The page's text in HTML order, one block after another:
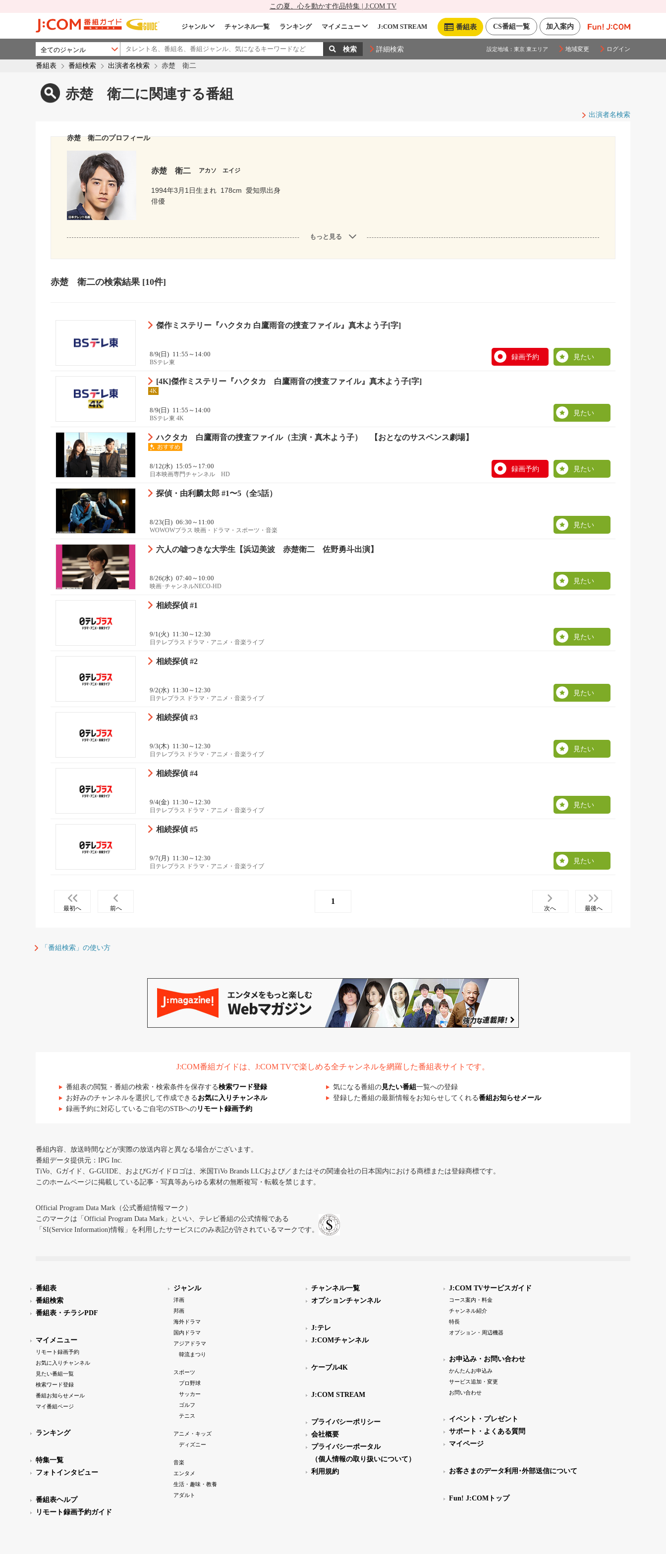
この夏、心を動かす作品特集 | J:COM TV
加入案内
CS番組一覧
番組表
ジャンル チャンネル一覧 ランキング マイメニュー J:COM STREAM
詳細検索 設定地域： 東京 東エリア 地域変更 ログイン
番組表 番組検索 出演者名検索 赤楚 衛二
赤楚 衛二に関連する番組
出演者名検索
赤楚 衛二のプロフィール
赤楚 衛二 アカソ エイジ
1994年3月1日生まれ 178cm 愛知県出身
俳優
もっと見る
赤楚 衛二の検索結果 [10件]
傑作ミステリー『ハクタカ 白鷹雨音の捜査ファイル』真木よう子[字]
8/9(日) 11:55～14:00
BSテレ東
録画予約 見たい
[4K]傑作ミステリー『ハクタカ 白鷹雨音の捜査ファイル』真木よう子[字]
4K
8/9(日) 11:55～14:00
BSテレ東 4K
見たい
ハクタカ 白鷹雨音の捜査ファイル（主演・真木よう子） 【おとなのサスペンス劇場】
8/12(水) 15:05～17:00
日本映画専門チャンネル HD
録画予約 見たい
探偵・由利麟太郎 #1〜5（全5話）
8/23(日) 06:30～11:00
WOWOWプラス 映画・ドラマ・スポーツ・音楽
見たい
六人の嘘つきな大学生【浜辺美波 赤楚衛二 佐野勇斗出演】
8/26(水) 07:40～10:00
映画･チャンネルNECO-HD
見たい
相続探偵 #1
9/1(火) 11:30～12:30
日テレプラス ドラマ・アニメ・音楽ライブ
見たい
相続探偵 #2
9/2(水) 11:30～12:30
日テレプラス ドラマ・アニメ・音楽ライブ
見たい
相続探偵 #3
9/3(木) 11:30～12:30
日テレプラス ドラマ・アニメ・音楽ライブ
見たい
相続探偵 #4
9/4(金) 11:30～12:30
日テレプラス ドラマ・アニメ・音楽ライブ
見たい
相続探偵 #5
9/7(月) 11:30～12:30
日テレプラス ドラマ・アニメ・音楽ライブ
見たい
最初へ 前へ
1
次へ 最後へ
「番組検索」の使い方
J:COM番組ガイドは、J:COM TVで楽しめる全チャンネルを網羅した番組表サイトです。
番組表の閲覧・番組の検索・検索条件を保存する検索ワード登録 気になる番組の見たい番組 一覧への登録
お好みのチャンネルを選択して作成できる お気に入りチャンネル 登録した番組の最新情報をお知らせしてくれる番組お知らせメール
録画予約に対応しているご自宅のSTBへの リモート録画予約
番組内容、放送時間などが実際の放送内容と異なる場合がございます。
番組データ提供元：IPG Inc.
TiVo、Gガイド、G-GUIDE、およびGガイドロゴは、米国TiVo Brands LLCおよび／またはその関連会社の日本国内における商標または登録商標です。
このホームページに掲載している記事・写真等あらゆる素材の無断複写・転載を禁じます。
Official Program Data Mark（公式番組情報マーク）
このマークは「Official Program Data Mark」といい、テレビ番組の公式情報である
「SI(Service Information)情報」を利用したサービスにのみ表記が許されているマークです。
番組表
番組検索
番組表・チラシPDF
マイメニュー
リモート録画予約
お気に入りチャンネル
見たい番組一覧
検索ワード登録
番組お知らせメール
マイ番組ページ
ランキング
特集一覧
フォトインタビュー
番組表ヘルプ
リモート録画予約ガイド
ジャンル
洋画
邦画
海外ドラマ
国内ドラマ
アジアドラマ
韓流まつり
スポーツ
プロ野球
サッカー
ゴルフ
テニス
アニメ・キッズ
ディズニー
音楽
エンタメ
生活・趣味・教養
アダルト
チャンネル一覧
オプションチャンネル
J:テレ
J:COMチャンネル
ケーブル4K
J:COM STREAM
プライバシーポリシー
会社概要
プライバシーポータル
（個人情報の取り扱いについて）
利用規約
J:COM TVサービスガイド
コース案内・料金
チャンネル紹介
特長
オプション・周辺機器
お申込み・お問い合わせ
かんたんお申込み
サービス追加・変更
お問い合わせ
イベント・プレゼント
サポート・よくある質問
マイページ
お客さまのデータ利用･外部送信について
Fun! J:COMトップ